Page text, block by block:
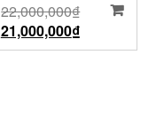
22,000,000₫
21,000,000₫